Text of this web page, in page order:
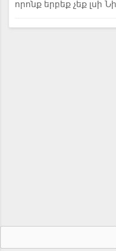
որոնք երբեք չեք լսի